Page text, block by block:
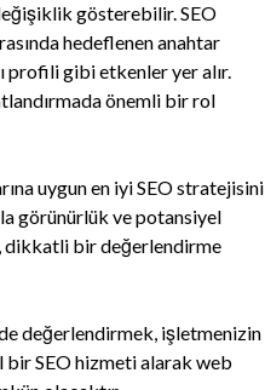
gösterebilir. SEO
hedeflenen anahtar
profili gibi etkenler yer alır.
önemli bir rol
uygun en iyi SEO stratejisini
görünürlük ve potansiyel
dikkatli bir değerlendirme
değerlendirmek, işletmenizin
bir SEO hizmeti alarak web